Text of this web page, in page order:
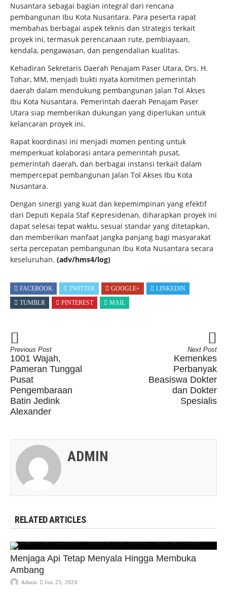
Nusantara sebagai bagian integral dari rencana
pembangunan Ibu Kota Nusantara. Para peserta rapat
membahas berbagai aspek teknis dan strategis terkait
proyek ini, termasuk perencanaan rute, pembiayaan,
kendala, pengawasan, dan pengendalian kualitas.
Kehadiran Sekretaris Daerah Penajam Paser Utara, Drs. H.
Tohar, MM, menjadi bukti nyata komitmen pemerintah
daerah dalam mendukung pembangunan Jalan Tol Akses
Ibu Kota Nusantara. Pemerintah daerah Penajam Paser
Utara siap memberikan dukungan yang diperlukan untuk
kelancaran proyek ini.
Rapat koordinasi ini menjadi momen penting untuk
memperkuat kolaborasi antara pemerintah pusat,
pemerintah daerah, dan berbagai instansi terkait dalam
mempercepat pembangunan Jalan Tol Akses Ibu Kota
Nusantara.
Dengan sinergi yang kuat dan kepemimpinan yang efektif
dari Deputi Kepala Staf Kepresidenan, diharapkan proyek ini
dapat selesai tepat waktu, sesuai standar yang ditetapkan,
dan memberikan manfaat jangka panjang bagi masyarakat
serta percepatan pembangunan Ibu Kota Nusantara secara
keseluruhan. (adv/hms4/log)
FACEBOOK TWITTER GOOGLE+
LINKEDIN
TUMBLR
PINTEREST MAIL
Previous Post
1001 Wajah,
Pameran Tunggal
Pusat
Pengembaraan
Batin Jedink
Alexander
Next Post
Kemenkes
Perbanyak
Beasiswa Dokter
dan Dokter
Spesialis
ADMIN
RELATED ARTICLES
Menjaga Api Tetap Menyala Hingga Membuka
Ambang
Admin Jun 23, 2026